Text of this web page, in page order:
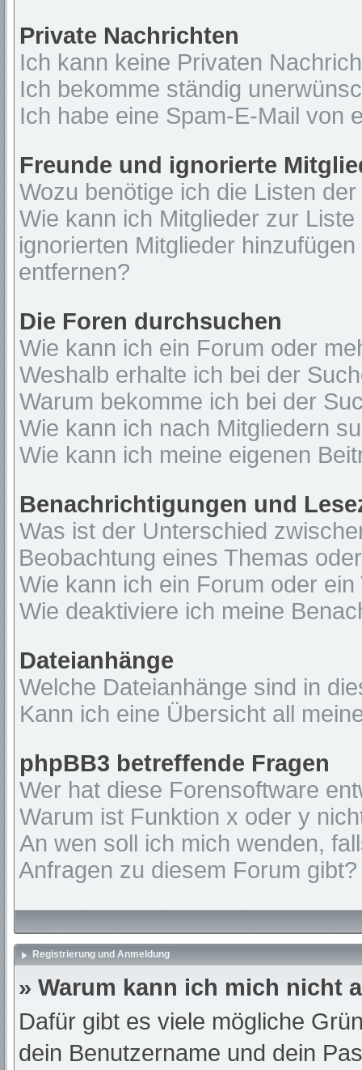
Private Nachrichten
Ich kann keine Privaten
Ich bekomme ständig
Ich habe eine Spam-E-Mail von
Freunde und ignorierte
Wozu benötige ich die Listen
Wie kann ich Mitglieder zur
ignorierten Mitglieder
entfernen?
Die Foren durchsuchen
Wie kann ich ein Forum oder
Weshalb erhalte ich bei der
Warum bekomme ich bei der
Wie kann ich nach Mitgliedern
Wie kann ich meine eigenen
Benachrichtigungen und
Was ist der Unterschied
Beobachtung eines Themas
Wie kann ich ein Forum oder
Wie deaktiviere ich meine
Dateianhänge
Welche Dateianhänge sind in
Kann ich eine Übersicht all
phpBB3 betreffende Fragen
Wer hat diese Forensoftware
Warum ist Funktion x oder y
An wen soll ich mich wenden,
Anfragen zu diesem Forum gibt?
Registrierung und Anmeldung
» Warum kann ich mich nicht
Dafür gibt es viele mögliche
dein Benutzername und dein